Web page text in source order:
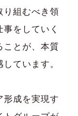
り組むべき領
をしていく
ことが、本質
ています。
形成を実現す